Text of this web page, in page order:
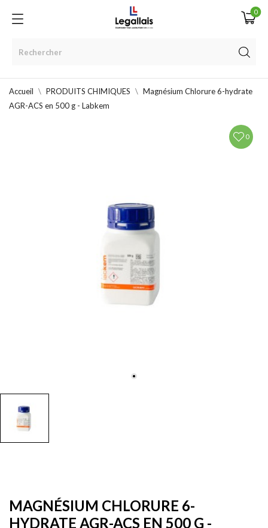
0
Accueil PRODUITS CHIMIQUES
Magnésium Chlorure 6-hydrate
AGR-ACS en 500 g - Labkem
0
MAGNÉSIUM CHLORURE 6-
HYDRATE AGR-ACS EN 500 G -